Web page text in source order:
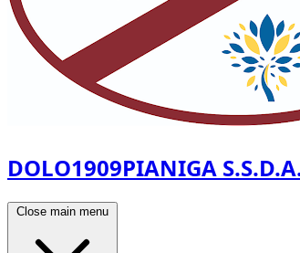
DOLO1909PIANIGA
Close main menu